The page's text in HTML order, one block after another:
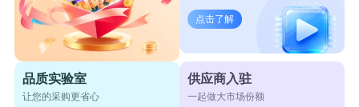
点击了解
品质实验室
让您的采购更省心
供应商入驻
一起做大市场份额